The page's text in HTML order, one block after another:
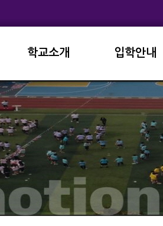
학교소개
교직원인사
학교상징
학교연혁
학교교육목표
학교현황
입학안내
중고등학교